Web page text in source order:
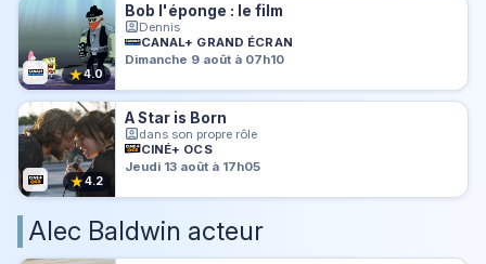
★4.0
Bob l'éponge : le film
Dennis
CANAL+ GRAND ÉCRAN
Dimanche 9 août à 07h10
★4.2
A Star is Born
dans son propre rôle
CINÉ+ OCS
Jeudi 13 août à 17h05
Alec Baldwin acteur